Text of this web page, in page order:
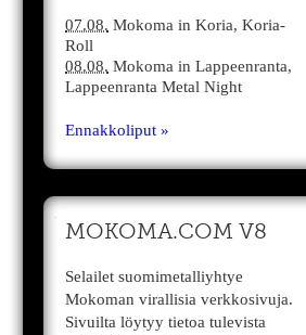
07.08. Mokoma in Koria, Koria-
Roll
08.08. Mokoma in Lappeenranta,
Lappeenranta Metal Night
Ennakkoliput »
MOKOMA.COM V8
Selailet suomimetalliyhtye
Mokoman virallisia verkkosivuja.
Sivuilta löytyy tietoa tulevista